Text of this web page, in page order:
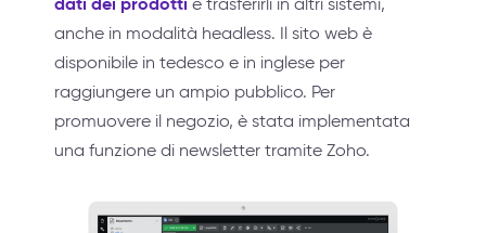
e trasferirli in altri sistemi,
anche in modalità headless. Il sito web è
disponibile in tedesco e in inglese per
raggiungere un ampio pubblico. Per
promuovere il negozio, è stata implementata
una funzione di newsletter tramite Zoho.